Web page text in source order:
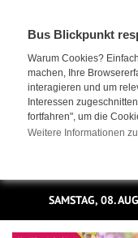
Bus Blickpunkt
Warum Cookies?
machen, Ihre
interagieren und um
Interessen
fortfahren", um die
Weitere Informationen
SAMSTAG, 08.